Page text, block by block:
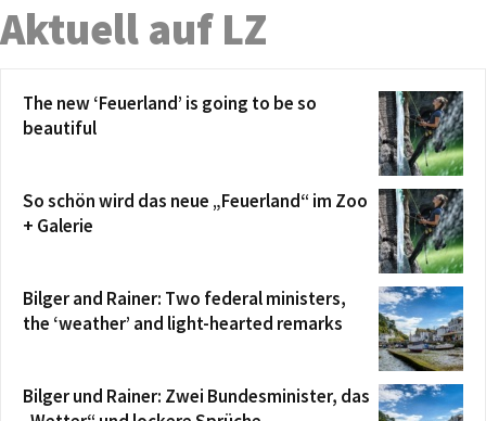
Aktuell auf LZ
The new ‘Feuerland’ is going to be so
beautiful
So schön wird das neue „Feuerland“ im Zoo
+ Galerie
Bilger and Rainer: Two federal ministers,
the ‘weather’ and light-hearted remarks
Bilger und Rainer: Zwei Bundesminister, das